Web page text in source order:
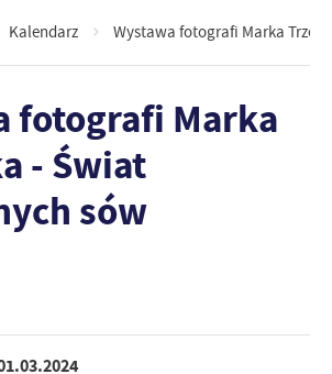
Kalendarz
Wystawa fotografi Marka
fotografi Marka
- Świat
sów